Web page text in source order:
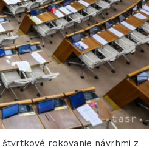
štvrtkové rokovanie návrhmi z